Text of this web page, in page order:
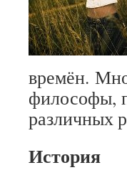
времён.
философы,
различных
История